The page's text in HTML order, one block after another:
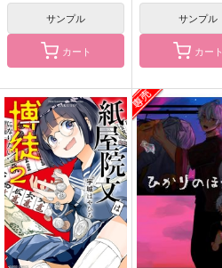
サンプル
カート
サンプル
カート